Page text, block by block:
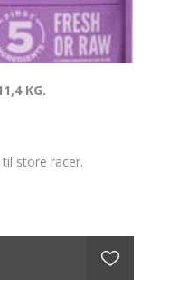
KG.
store racer.